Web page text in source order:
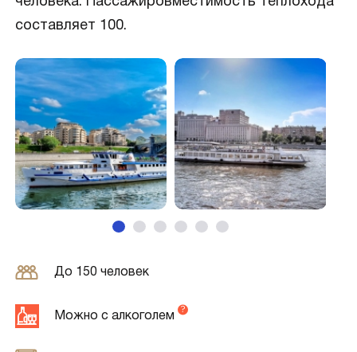
составляет 100.
До 150 человек
Можно с алкоголем